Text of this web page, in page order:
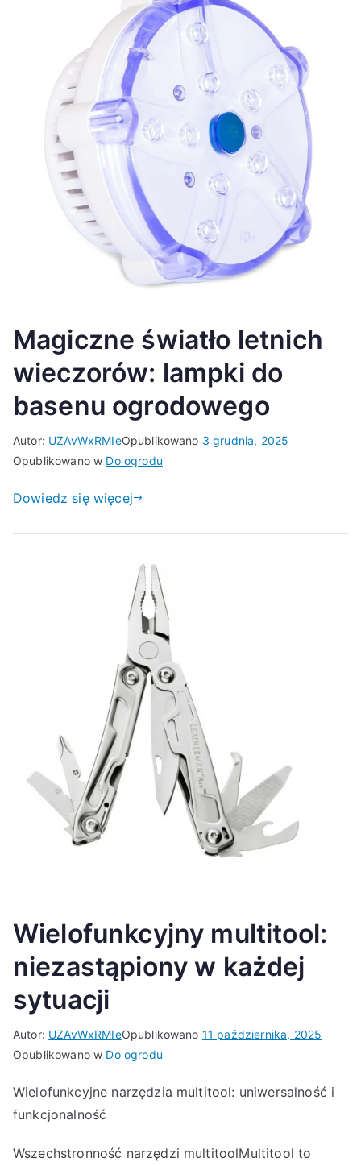
Magiczne światło letnich
wieczorów: lampki do
basenu ogrodowego
Autor: UZAvWxRMIeOpublikowano 3 grudnia, 2025
Opublikowano w Do ogrodu
Dowiedz się więcej
Wielofunkcyjny multitool:
niezastąpiony w każdej
sytuacji
Autor: UZAvWxRMIeOpublikowano 11 października, 2025
Opublikowano w Do ogrodu
Wielofunkcyjne narzędzia multitool: uniwersalność i
funkcjonalność
Wszechstronność narzędzi multitoolMultitool to